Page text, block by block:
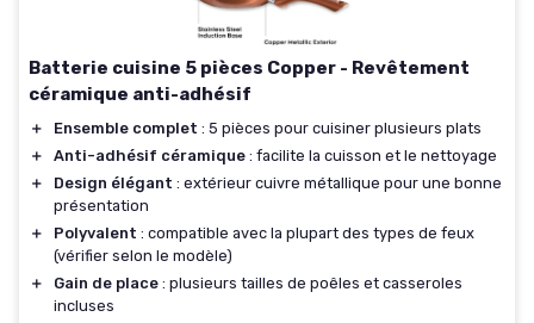
Batterie cuisine 5 pièces Copper - Revêtement
céramique anti-adhésif
＋ Ensemble complet : 5 pièces pour cuisiner plusieurs plats
＋
Anti-adhésif céramique : facilite la cuisson et le nettoyage
＋
Design élégant : extérieur cuivre métallique pour une bonne
présentation
＋
Polyvalent : compatible avec la plupart des types de feux
(vérifier selon le modèle)
＋
Gain de place : plusieurs tailles de poêles et casseroles
incluses